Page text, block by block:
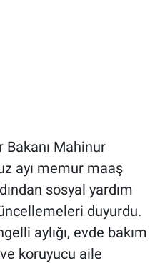
Mahinur
ayı memur maaş
sosyal yardım
duyurdu.
aylığı, evde bakım
koruyucu aile